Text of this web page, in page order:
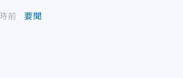
前 要聞